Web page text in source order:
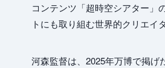
コンテンツ「超時空シアター」
トにも取り組む世界的クリエイ
河森監督は、2025年万博で掲げ